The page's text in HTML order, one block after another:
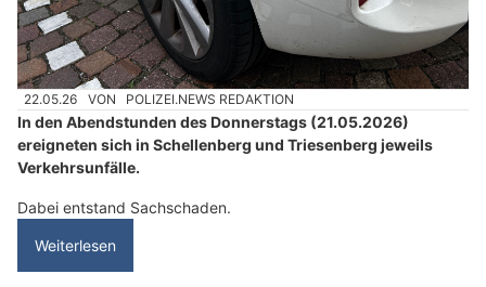
22.05.26 VON POLIZEI.NEWS REDAKTION
In den Abendstunden des Donnerstags (21.05.2026)
ereigneten sich in Schellenberg und Triesenberg jeweils
Verkehrsunfälle.
Dabei entstand Sachschaden.
Weiterlesen